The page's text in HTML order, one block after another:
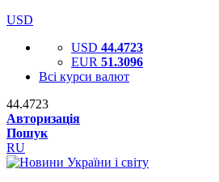
USD
USD 44.4723
EUR 51.3096
Всі курси валют
44.4723
Авторизація
Пошук
RU